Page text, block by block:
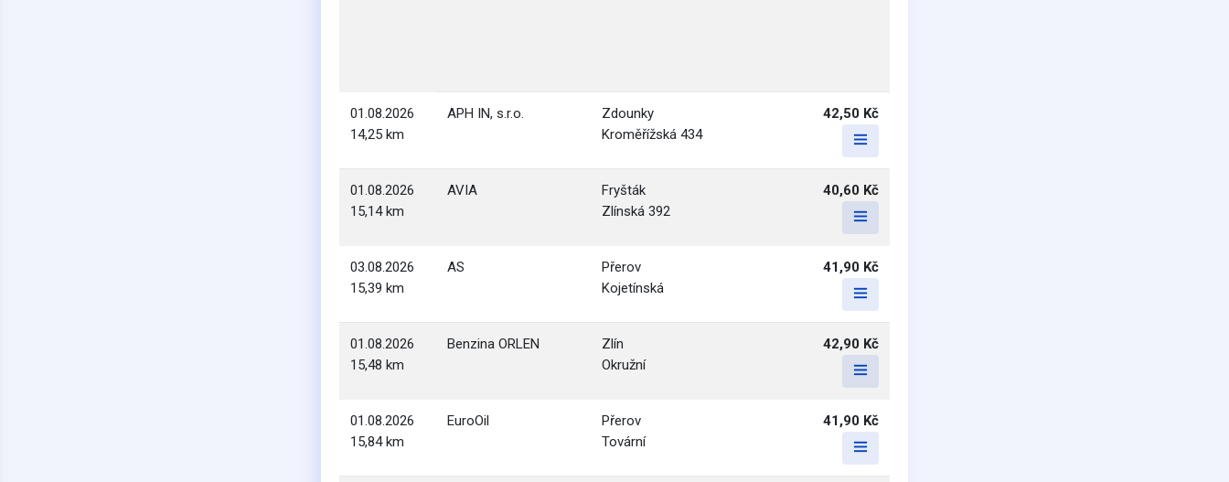
01.08.2026
14,25 km
APH IN, s.r.o.
Zdounky
Kroměřížská 434
42,50 Kč
01.08.2026
15,14 km
AVIA
Fryšták
Zlínská 392
40,60 Kč
03.08.2026
15,39 km
AS
Přerov
Kojetínská
41,90 Kč
01.08.2026
15,48 km
Benzina ORLEN
Zlín
Okružní
42,90 Kč
01.08.2026
15,84 km
EuroOil
Přerov
Tovární
41,90 Kč